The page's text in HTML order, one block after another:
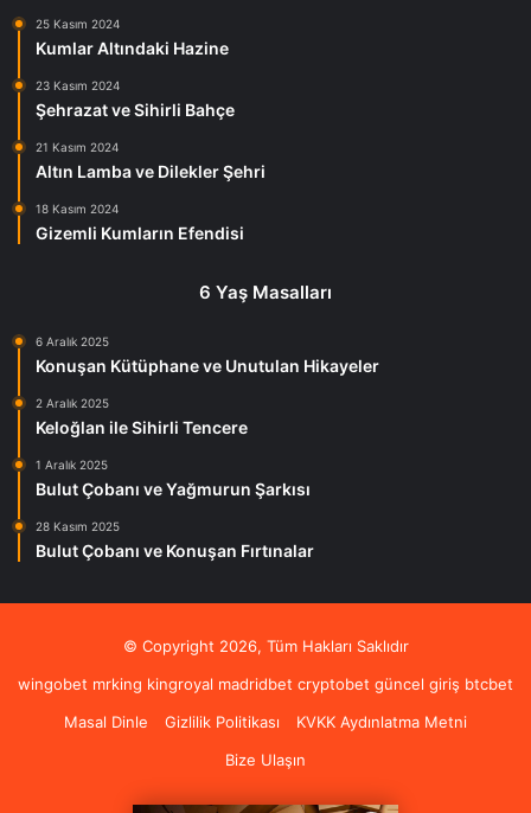
25 Kasım 2024
Kumlar Altındaki Hazine
23 Kasım 2024
Şehrazat ve Sihirli Bahçe
21 Kasım 2024
Altın Lamba ve Dilekler Şehri
18 Kasım 2024
Gizemli Kumların Efendisi
6 Yaş Masalları
6 Aralık 2025
Konuşan Kütüphane ve Unutulan Hikayeler
2 Aralık 2025
Keloğlan ile Sihirli Tencere
1 Aralık 2025
Bulut Çobanı ve Yağmurun Şarkısı
28 Kasım 2025
Bulut Çobanı ve Konuşan Fırtınalar
© Copyright 2026, Tüm Hakları Saklıdır
wingobet mrking kingroyal madridbet cryptobet güncel giriş btcbet
Masal Dinle
Gizlilik Politikası
KVKK Aydınlatma Metni
Bize Ulaşın